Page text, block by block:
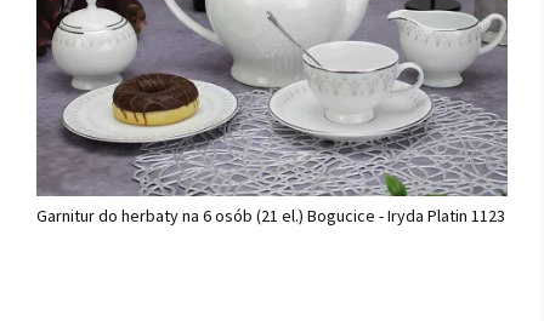
Garnitur do herbaty na 6 osób (21 el.) Bogucice - Iryda Platin 1123